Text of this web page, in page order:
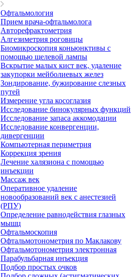
Офтальмология
Прием врача-офтальмолога
Авторефрактометрия
Алгезиметрия роговицы
Биомикроскопия коньюнктивы с
помощью щелевой лампы
Вскрытие малых кист век, удаление
закупорки мейболиевых желез
Зондирование, бужирование слезных
путей
Измерение угла косоглазия
Исследование бинокулярных функций
Исследование запаса аккомодации
Исследование конвергенции,
дивергенции
Компьютерная периметрия
Коррекция зрения
Лечение халязиона с помощью
инъекции
Массаж век
Оперативное удаление
новообразований век с анестезией
(РПУ)
Определение равнодействия глазных
мышц
Офтальмоскопия
Офтальмотонометрия по Маклакову
Офтальмотонометрия электронная
Парабульбарная инъекция
Подбор простых очков